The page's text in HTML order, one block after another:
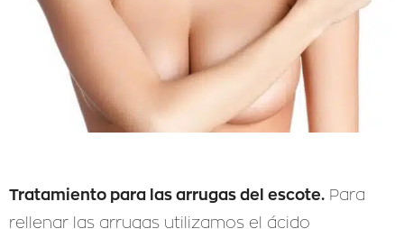
Tratamiento para las arrugas del escote. Para
rellenar las arrugas utilizamos el ácido